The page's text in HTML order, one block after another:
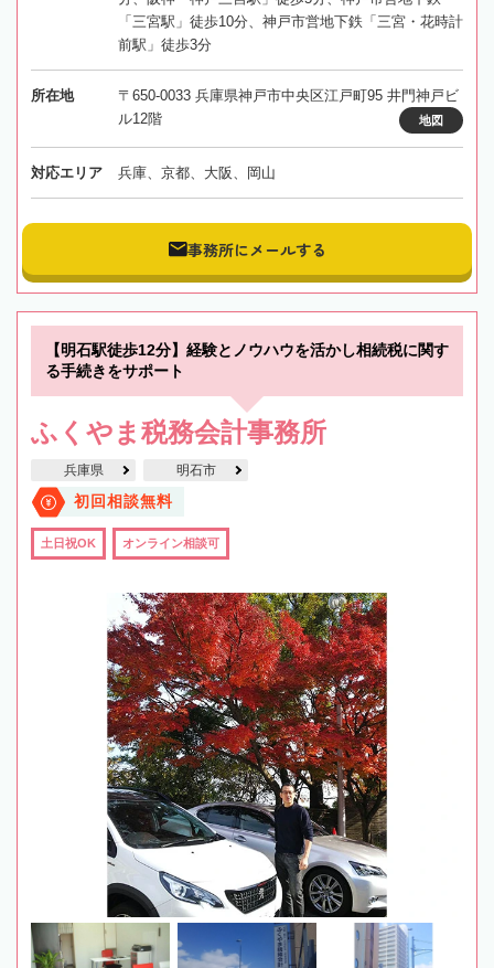
「三宮駅」徒歩10分、神戸市営地下鉄「三宮・花時計
前駅」徒歩3分
所在地
〒650-0033 兵庫県神戸市中央区江戸町95 井門神戸ビ
ル12階
地図
対応エリア 兵庫、京都、大阪、岡山
事務所にメールする
【明石駅徒歩12分】経験とノウハウを活かし相続税に関す
る手続きをサポート
ふくやま税務会計事務所
兵庫県 明石市
初回相談無料
土日祝OK オンライン相談可